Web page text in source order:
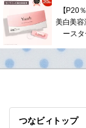
【P20
美白美
ース
つなビィトップ